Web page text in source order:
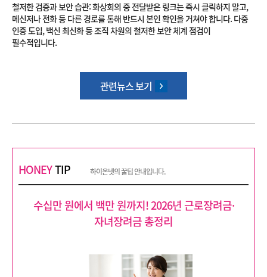
철저한 검증과 보안 습관: 화상회의 중 전달받은 링크는 즉시 클릭하지 말고,
메신저나 전화 등 다른 경로를 통해 반드시 본인 확인을 거쳐야 합니다. 다중
인증 도입, 백신 최신화 등 조직 차원의 철저한 보안 체계 점검이
필수적입니다.
관련뉴스 보기
HONEYTIP 하이온넷의 꿀팁 안내입니다.
수십만 원에서 백만 원까지! 2026년 근로장려금·
자녀장려금 총정리